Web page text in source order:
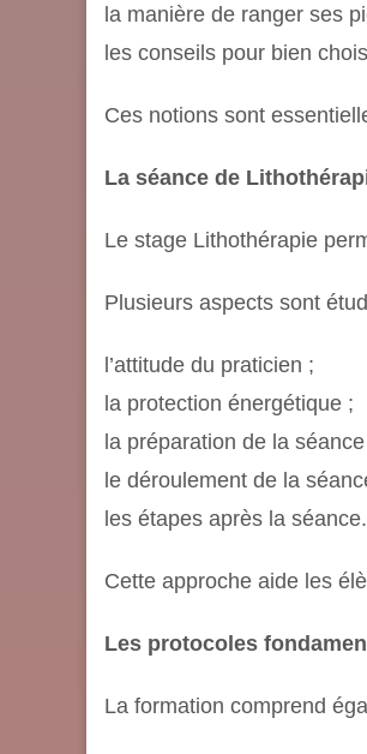
la manière de ranger ses
les conseils pour bien
Ces notions sont
La séance de
Le stage Lithothérapie
Plusieurs aspects sont
l’attitude du praticien ;
la protection énergétique ;
la préparation de la
le déroulement de la
les étapes après la séance.
Cette approche aide les
Les protocoles
La formation comprend